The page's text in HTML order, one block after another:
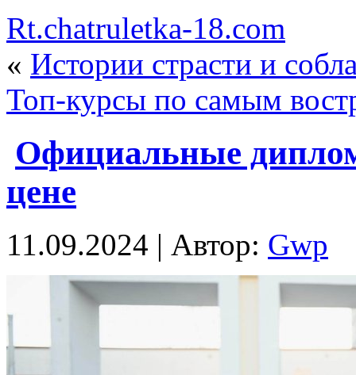
Rt.chatruletka-18.com
« Истории страсти и
Топ-курсы по самым
Официальные
цене
11.09.2024 | Автор: Gwp